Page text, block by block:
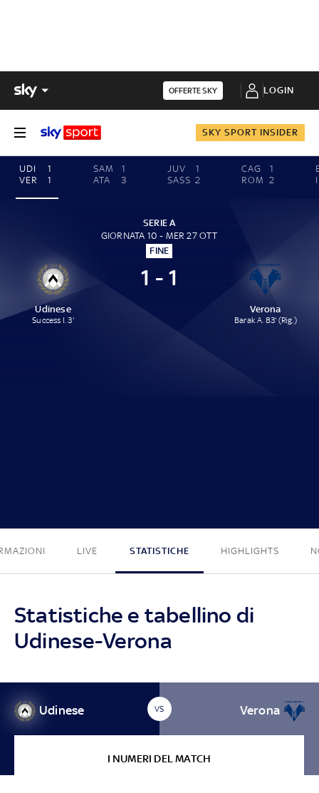
OFFERTE SKY LOGIN
SKY SPORT INSIDER
UDI
1
VER
1
SAM
1
ATA
3
JUV
1
SASS 2
CAG
1
ROM 2
SERIE A
GIORNATA 10 - MER 27 OTT
FINE
Udinese
Success I. 3'
1 - 1
Verona
Barak A. 83' (Rig.)
LIVE STATISTICHE HIGHLIGHTS
Statistiche e tabellino di
Udinese-Verona
Udinese VS Verona
I NUMERI DEL MATCH